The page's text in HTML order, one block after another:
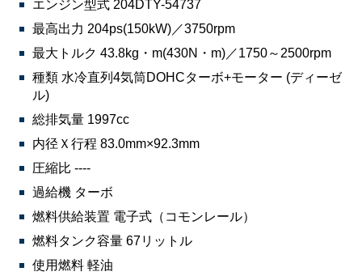
エンジン型式 204DTY-54737
最高出力 204ps(150kW)／3750rpm
最大トルク 43.8kg・m(430N・m)／1750～2500rpm
種類 水冷直列4気筒DOHCターボ+モーター (ディーゼ
ル)
総排気量 1997cc
内径Ｘ行程 83.0mm×92.3mm
圧縮比 ----
過給機 ターボ
燃料供給装置 電子式（コモンレール）
燃料タンク容量 67リットル
使用燃料 軽油